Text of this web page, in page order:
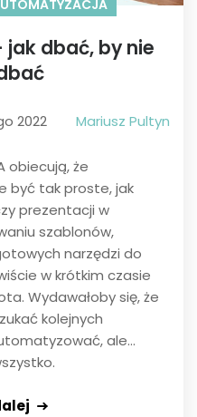
jak dbać, by nie
2022 Mariusz Pultyn
obiecują, że
być tak proste, jak
prezentacji w
szablonów,
narzędzi do
w krótkim czasie
Wydawałoby się, że
kolejnych
ale...